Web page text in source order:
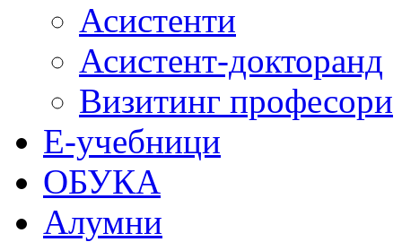
Асистенти
Асистент-докторанд
Визитинг професори
Е-учебници
ОБУКА
Алумни